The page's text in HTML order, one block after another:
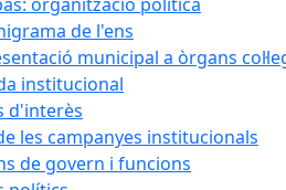
de l'ens
municipal a òrgans
institucional
d'interès
les campanyes institucionals
de govern i funcions